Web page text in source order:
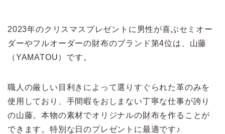
2023年のクリスマスプレゼントに男性が喜ぶセミオー
ダーやフルオーダーの財布のブランド第4位は、山藤
（YAMATOU）です。
職人の厳しい目利きによって選りすぐられた革のみを
使用しており、手間暇をおしまない丁寧な仕事が誇り
の山藤。本物の素材でオリジナルの財布を作ることが
できます。特別な日のプレゼントに最適です♪